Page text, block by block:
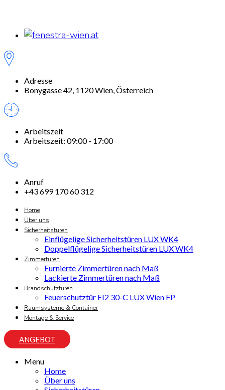
Adresse
Bonygasse 42, 1120 Wien, Österreich
Arbeitszeit
Arbeitszeit: 09:00 - 17:00
Anruf
+43 699 170 60 312
Home
Über uns
Sicherheitstüren
Einflügelige Sicherheitstüren LUX WK4
Doppelflügelige Sicherheitstüren LUX WK4
Zimmertüren
Furnierte Zimmertüren nach Maß
Lackierte Zimmertüren nach Maß
Brandschutztüren
Feuerschutztür EI2 30-C LUX Wien FP
Raumsysteme & Container
Montage & Service
ANGEBOT
Menu
Home
Über uns